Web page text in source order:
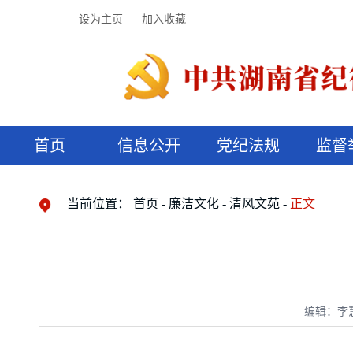
设为主页 加入收藏
首页 信息公开 党纪法规 监督
当前位置： 首页 廉洁文化 清风文苑 正文
编辑：李